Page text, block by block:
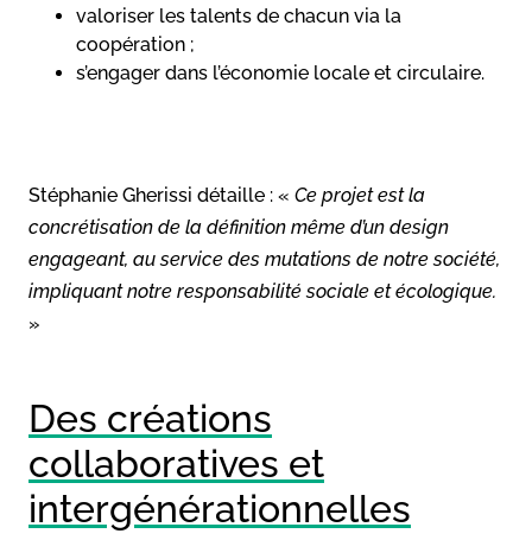
valoriser les talents de chacun via la
coopération ;
s’engager dans l’économie locale et circulaire.
Stéphanie Gherissi détaille : « Ce projet est la
concrétisation de la définition même d’un design
engageant, au service des mutations de notre société,
impliquant notre responsabilité sociale et écologique.
»
Des créations
collaboratives et
intergénérationnelles